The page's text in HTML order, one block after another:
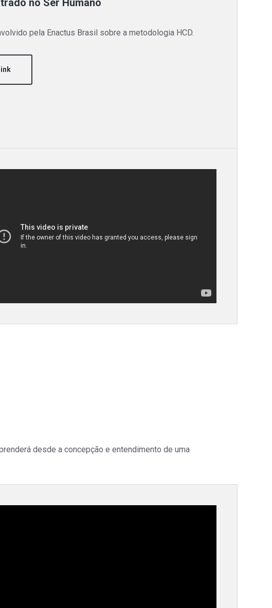
pela Enactus Brasil sobre a metodologia HCD.
desde a concepção e entendimento de uma